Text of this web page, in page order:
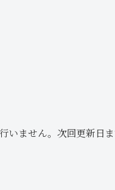
ません。次回更新日